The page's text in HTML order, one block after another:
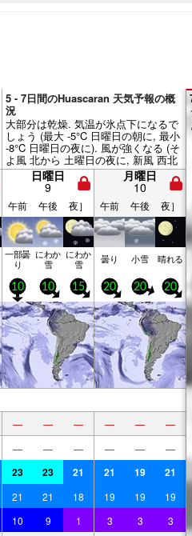
5 - 7日間のHuascaran 天気予報の概
況
大部分は乾燥. 気温が氷点下になるで
しょう (最大 -5°C 日曜日の朝に, 最小
-8°C 日曜日の夜に). 風が強くなる (そ
よ風 北から 土曜日の夜に, 新風 西北
西から 月曜日の午後までに).
日曜日
9
月曜日
10
午前 午後 夜］ 午前 午後 夜］
一部曇
り
にわか
雪
にわか
雪 曇り 小雪 晴れる
10 10 15 20 20 20
— — — — — —
— — — — — —
23 23 21 21 19 21
21 21 18 19 19 19
10 9 1 3 3 3